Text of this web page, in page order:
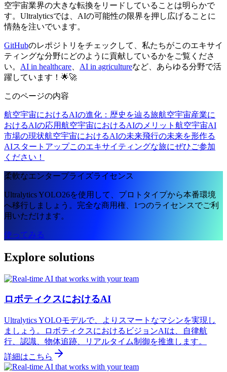
空宇宙業界の大きな転換をリードしていることは明らかで
す。Ultralyticsでは、AIの可能性の限界を押し広げることに
情熱を注いでいます。
GitHubのレポジトリをチェックして、私たちがこのエキサイ
ティングな分野にどのように貢献しているかをご覧くださ
い。 AI in healthcare AI in agricultureなど、あらゆる分野で活
躍しています！🌟🚀
このページの内容
航空宇宙におけるAIの進化：歴史を辿る旅航空宇宙産業に
おけるAIの応用航空宇宙におけるAIのメリット 航空宇宙AI
市場の現状航空宇宙におけるAIの未来飛行の未来を形作る
AIスタートアップこのエキサイティングな旅にぜひご参加
ください！
柔軟なエンタープライズライセンス
Ultralytics YOLO26を使用して、プロトタイプから本番環境
へ移行しましょう。完全な商用権、1つのライセンスでご利
用いただけます。
使ってみる
Explore solutions
ロボティクスにおけるAI
Ultralytics YOLOモデルで、よりスマートなマシンを実現し
ましょう。ロボティクスにおけるビジョンAIは、自律航
行、認識、物体追跡、リアルタイム制御を推進します。
詳細はこちら